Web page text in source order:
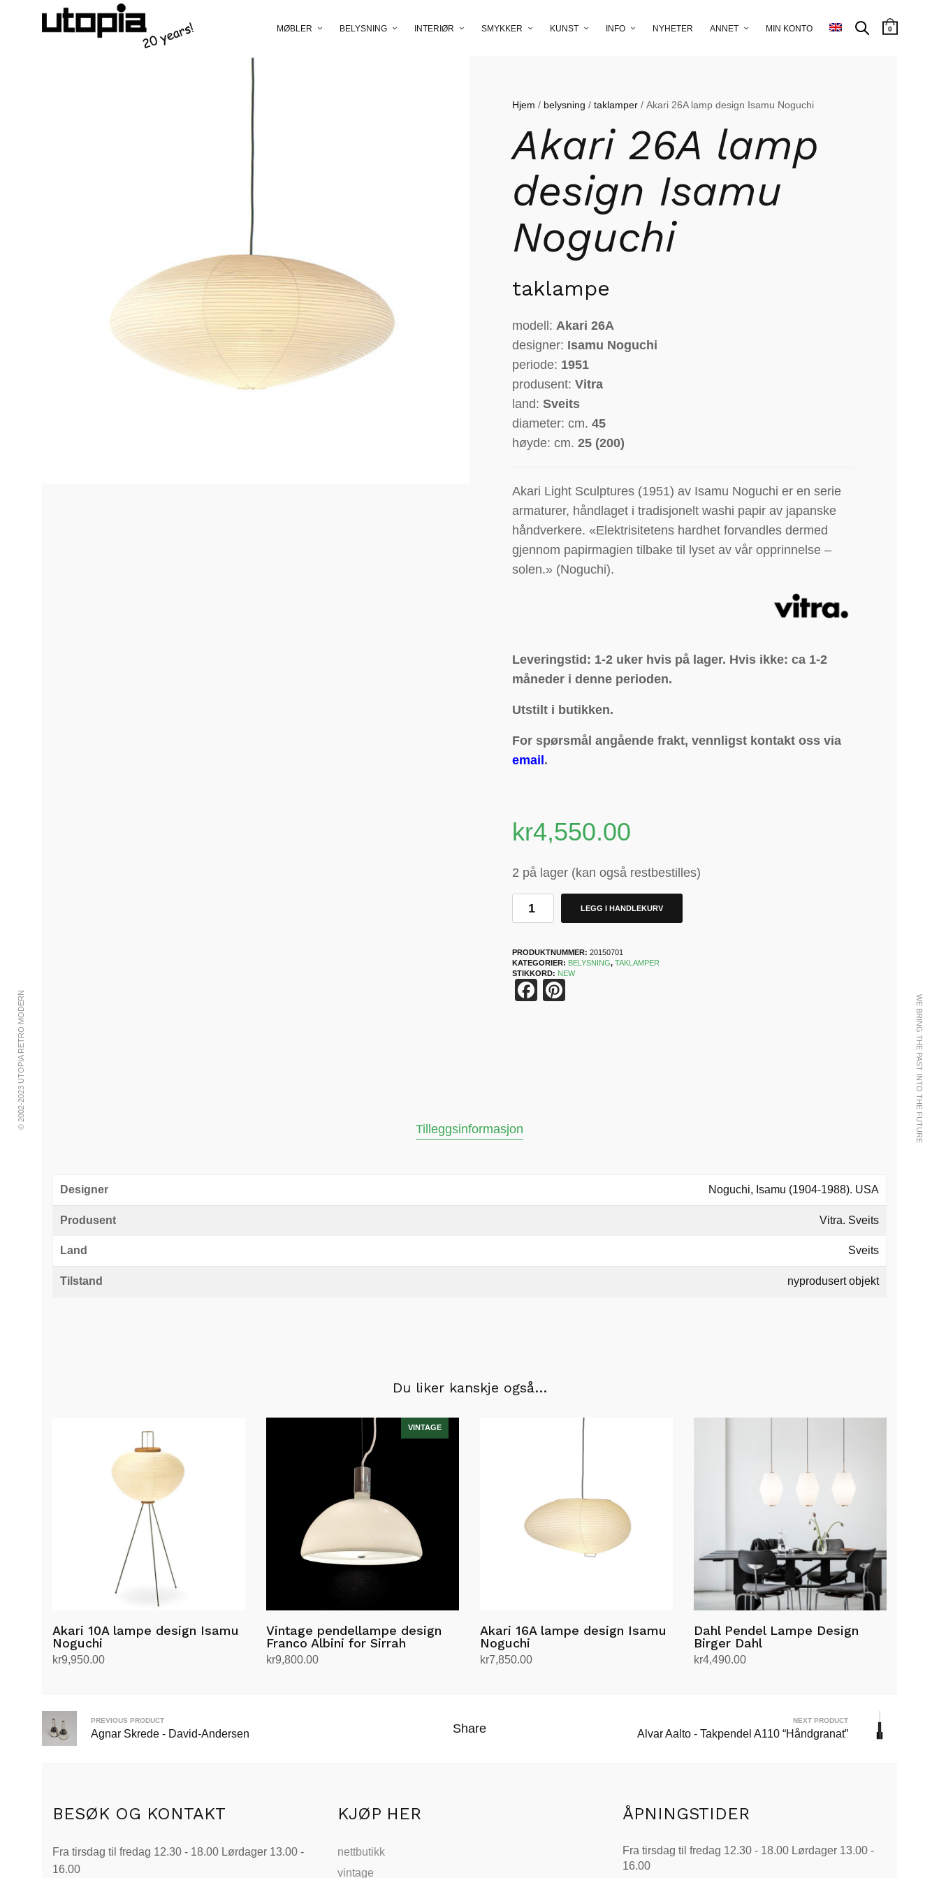
MØBLER BELYSNING INTERIØR SMYKKER KUNST INFO NYHETER ANNET MIN KONTO 0
© 2002-2023 UTOPIA RETRO MODERN WE BRING THE PAST INTO THE FUTURE
Hjem / belysning /taklamper / Akari 26A lamp design Isamu Noguchi
Akari 26A lamp
design Isamu
Noguchi
taklampe
modell:Akari 26A
designer: Isamu Noguchi
periode: 1951
produsent:Vitra
land:Sveits
diameter: cm.45
høyde: cm.25 (200)
Akari Light Sculptures (1951) av Isamu Noguchi er en serie
armaturer, håndlaget i tradisjonelt washi papir av japanske
håndverkere. «Elektrisitetens hardhet forvandles dermed
gjennom papirmagien tilbake til lyset av vår opprinnelse –
solen.» (Noguchi).
Leveringstid: 1-2 uker hvis på lager. Hvis ikke: ca 1-2
måneder i denne perioden.
Utstilt i butikken.
For spørsmål angående frakt, vennligst kontakt oss via
email.
kr4,550.00
2 på lager (kan også restbestilles)
LEGG I HANDLEKURV
PRODUKTNUMMER:20150701
KATEGORIER: BELYSNING,TAKLAMPER
STIKKORD: NEW
Facebook
Tilleggsinformasjon
Designer Noguchi, Isamu (1904-1988). USA
Produsent Vitra. Sveits
Land Sveits
Tilstand nyprodusert objekt
Du liker kanskje også…
Akari 10A lampe design Isamu
Noguchi
kr9,950.00
Vintage pendellampe design
Franco Albini for Sirrah
kr9,800.00
Akari 16A lampe design Isamu
Noguchi
kr7,850.00
Dahl Pendel Lampe Design
Birger Dahl
kr4,490.00
flere
velges
PREVIOUS PRODUCT
Agnar Skrede - David-Andersen Share
NEXT PRODUCT
Alvar Aalto - Takpendel A110 “Håndgranat”
BESØK OG KONTAKT
Fra tirsdag til fredag 12.30 - 18.00 Lørdager 13.00 -
16.00
KJØP HER
nettbutikk
vintage
ÅPNINGSTIDER
Fra tirsdag til fredag 12.30 - 18.00 Lørdager 13.00 -
16.00